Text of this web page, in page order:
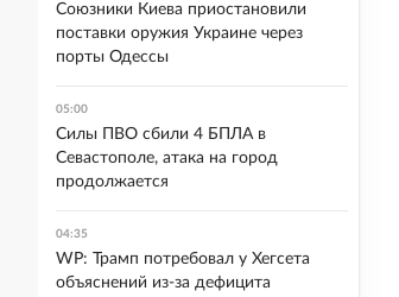
Союзники Киева приостановили
поставки оружия Украине через
порты Одессы
05:00
Силы ПВО сбили 4 БПЛА в
Севастополе, атака на город
продолжается
04:35
WP: Трамп потребовал у Хегсета
объяснений из-за дефицита